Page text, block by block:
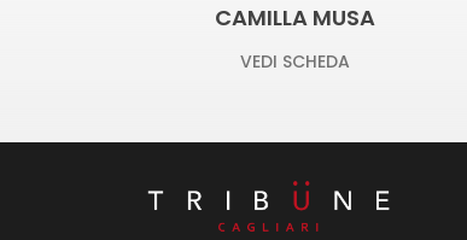
ALESSANDRO PORCU
VEDI SCHEDA